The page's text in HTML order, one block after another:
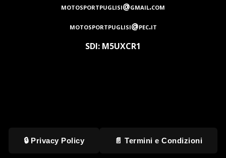
motosportpuglisi@gmail.com
motosportpuglisi@pec.it
SDI: M5UXCR1
🔒 Privacy Policy 📄 Termini e Condizioni